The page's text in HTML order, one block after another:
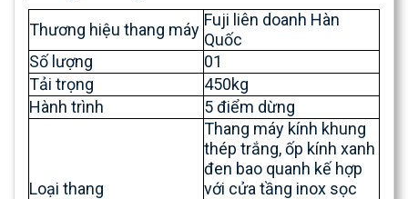
Thương hiệu thang máy
Fuji liên doanh Hàn
Quốc
Số lượng
01
Tải trọng
450kg
Hành trình
5 điểm dừng
Loại thang
Thang máy kính khung
thép trắng, ốp kính xanh
đen bao quanh kế hợp
với cửa tầng inox sọc